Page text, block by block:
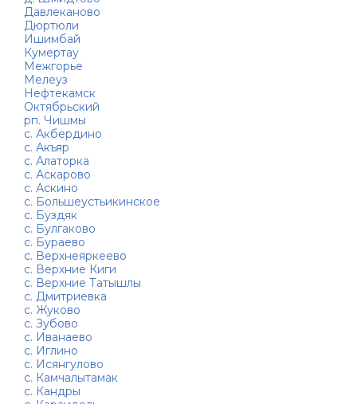
Давлеканово
Дюртюли
Ишимбай
Кумертау
Межгорье
Мелеуз
Нефтекамск
Октябрьский
рп. Чишмы
с. Акбердино
с. Акъяр
с. Алаторка
с. Аскарово
с. Аскино
с. Большеустьикинское
с. Буздяк
с. Булгаково
с. Бураево
с. Верхнеяркеево
с. Верхние Киги
с. Верхние Татышлы
с. Дмитриевка
с. Жуково
с. Зубово
с. Иванаево
с. Иглино
с. Исянгулово
с. Камчалытамак
с. Кандры